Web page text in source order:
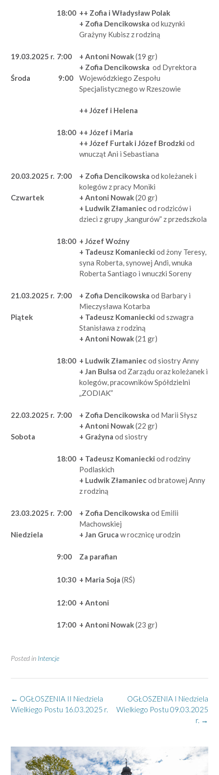
18:00 ++ Zofia i Władysław Polak
+ Zofia Dencikowska od kuzynki
Grażyny Kubisz z rodziną
19.03.2025 r.
Środa
7:00
9:00
+ Antoni Nowak(19 gr)
+ Zofia Dencikowska od Dyrektora
Wojewódzkiego Zespołu
Specjalistycznego w Rzeszowie
++ Józef i Helena
18:00 ++ Józef i Maria
++ Józef Furtak i Józef Brodzki od
wnucząt Ani i Sebastiana
20.03.2025 r.
Czwartek
7:00 + Zofia Dencikowska od koleżanek i
kolegów z pracy Moniki
+ Antoni Nowak(20 gr)
+ Ludwik Złamaniecod rodziców i
dzieci z grupy „kangurów” z przedszkola
18:00 + Józef Woźny
+ Tadeusz Komaniecki od żony Teresy,
syna Roberta, synowej Andi, wnuka
Roberta Santiago i wnuczki Soreny
21.03.2025 r.
Piątek
7:00 + Zofia Dencikowska od Barbary i
Mieczysława Kotarba
+ Tadeusz Komaniecki od szwagra
Stanisława z rodziną
+ Antoni Nowak(21 gr)
18:00 + Ludwik Złamaniecod siostry Anny
+ Jan Bulsa od Zarządu oraz koleżanek i
kolegów, pracowników Spółdzielni
„ZODIAK”
22.03.2025 r.
Sobota
7:00 + Zofia Dencikowska od Marii Słysz
+ Antoni Nowak(22 gr)
+ Grażyna od siostry
18:00 + Tadeusz Komaniecki od rodziny
Podlaskich
+ Ludwik Złamaniecod bratowej Anny
z rodziną
23.03.2025 r.
Niedziela
7:00 + Zofia Dencikowska od Emilii
Machowskiej
+ Jan Gruca w rocznicę urodzin
9:00 Za parafian
10:30 + Maria Soja (RŚ)
12:00 + Antoni
17:00 + Antoni Nowak(23 gr)
Posted in Intencje
Post
navigation
OGŁOSZENIA I Niedziela
Wielkiego Postu 09.03.2025
r. →
← OGŁOSZENIA II Niedziela
Wielkiego Postu 16.03.2025 r.